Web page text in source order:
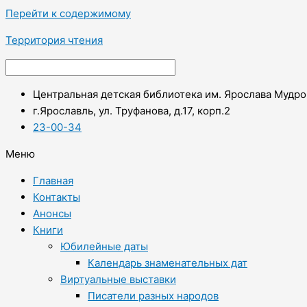
Перейти к содержимому
Территория чтения
Центральная детская библиотека им. Ярослава
г.Ярославль, ул. Труфанова, д.17, корп.2
23-00-34
Меню
Главная
Контакты
Анонсы
Книги
Юбилейные даты
Календарь знаменательных дат
Виртуальные выставки
Писатели разных народов